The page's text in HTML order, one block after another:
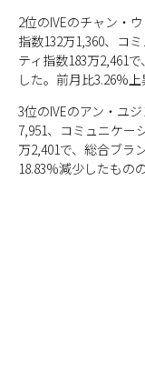
2位のIVEのチャン・
指数132万1,360、コ
ティ指数183万2,461
した。前月比3.26%
3位のIVEのアン・ユ
7,951、コミュニケー
万2,401で、総合ブラ
18.83%減少したもの